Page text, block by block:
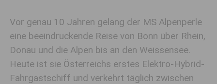
Vor genau 10 Jahren gelang der MS Alpenperle
eine beeindruckende Reise von Bonn über Rhein,
Donau und die Alpen bis an den Weissensee.
Heute ist sie Österreichs erstes Elektro-Hybrid-
Fahrgastschiff und verkehrt täglich zwischen